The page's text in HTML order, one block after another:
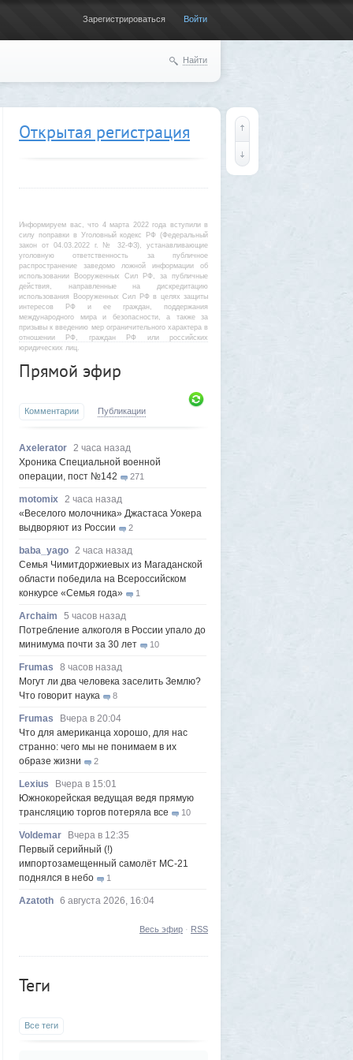
Зарегистрироваться Войти
Найти
Открытая регистрация
Информируем вас, что 4 марта 2022 года вступили в
силу поправки в Уголовный кодекс РФ (Федеральный
закон от 04.03.2022 г. № 32-ФЗ), устанавливающие
уголовную ответственность за публичное
распространение заведомо ложной информации об
использовании Вооруженных Сил РФ, за публичные
действия, направленные на дискредитацию
использования Вооруженных Сил РФ в целях защиты
интересов РФ и ее граждан, поддержания
международного мира и безопасности, а также за
призывы к введению мер ограничительного характера в
отношении РФ, граждан РФ или российских
юридических лиц.
Прямой эфир
Комментарии Публикации
Axelerator 2 часа назад
Хроника Специальной военной
операции, пост №142
271
motomix 2 часа назад
«Веселого молочника» Джастаса Уокера
выдворяют из России
2
baba_yago 2 часа назад
Семья Чимитдоржиевых из Магаданской
области победила на Всероссийском
конкурсе «Семья года»
1
Archaim
5 часов назад
Потребление алкоголя в России упало до
минимума почти за 30 лет
10
Frumas
8 часов назад
Могут ли два человека заселить Землю?
Что говорит наука
8
Frumas
Вчера в 20:04
Что для американца хорошо, для нас
странно: чего мы не понимаем в их
образе жизни
2
Lexius
Вчера в 15:01
Южнокорейская ведущая ведя прямую
трансляцию торгов потеряла все
10
Voldemar
Вчера в 12:35
Первый серийный (!)
импортозамещенный самолёт МС-21
поднялся в небо
1
Azatoth 6 августа 2026, 16:04
вспыхнул огонь»: покупательница жилья,
подробности
2
Vendetta
Слип для маломерных судов в Магадане
лета
5
Весь эфир · RSS
Теги
Все теги